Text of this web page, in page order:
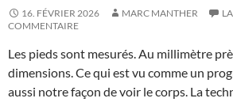
16. FÉVRIER 2026 MARC MANTHER
COMMENTAIRE
Les pieds sont mesurés. Au millimètre
dimensions. Ce qui est vu comme un
aussi notre façon de voir le corps. La